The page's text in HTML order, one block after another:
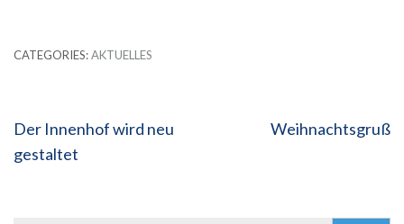
CATEGORIES:AKTUELLES
Beitragsnavigation
Der Innenhof wird neu
gestaltet
Weihnachtsgruß